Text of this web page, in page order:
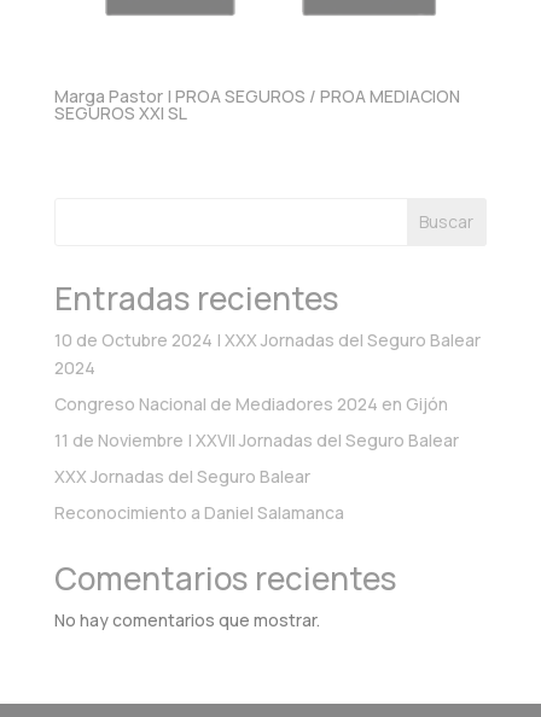
Marga Pastor | PROA SEGUROS / PROA MEDIACION
SEGUROS XXI SL
Buscar
Entradas recientes
10 de Octubre 2024 | XXX Jornadas del Seguro Balear
2024
Congreso Nacional de Mediadores 2024 en Gijón
11 de Noviembre | XXVII Jornadas del Seguro Balear
XXX Jornadas del Seguro Balear
Reconocimiento a Daniel Salamanca
Comentarios recientes
No hay comentarios que mostrar.